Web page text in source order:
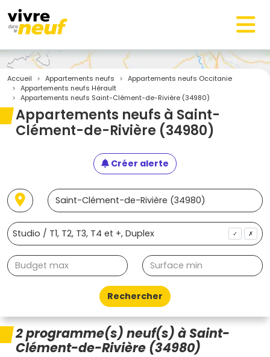
Accueil Appartements neufs
Appartements neufs Occitanie
Appartements neufs Hérault
Appartements neufs Saint-Clément-de-Rivière (34980)
Appartements neufs à Saint-
Clément-de-Rivière (34980)
Créer alerte
✓ ✗
Rechercher
2 programme(s) neuf(s) à Saint-
Clément-de-Rivière (34980)